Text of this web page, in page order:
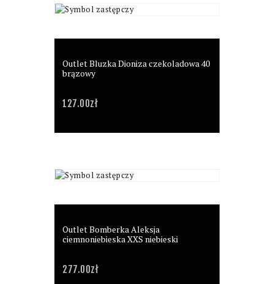
Outlet Bluzka Dioniza czekoladowa 40
brązowy
127.00zł
Outlet Bomberka Aleksja
ciemnoniebieska XXS niebieski
277.00zł